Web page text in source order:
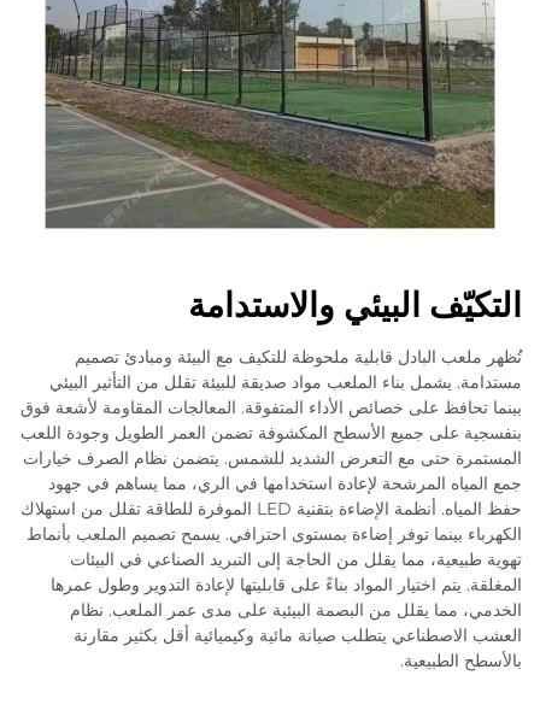
التكيّف البيئي والاستدامة
تُظهر ملعب البادل قابلية ملحوظة للتكيف مع البيئة ومبادئ تصميم
مستدامة. يشمل بناء الملعب مواد صديقة للبيئة تقلل من التأثير البيئي
بينما تحافظ على خصائص الأداء المتفوقة. المعالجات المقاومة لأشعة فوق
بنفسجية على جميع الأسطح المكشوفة تضمن العمر الطويل وجودة اللعب
المستمرة حتى مع التعرض الشديد للشمس. يتضمن نظام الصرف خيارات
جمع المياه المرشحة لإعادة استخدامها في الري، مما يساهم في جهود
حفظ المياه. أنظمة الإضاءة بتقنية LED الموفرة للطاقة تقلل من استهلاك
الكهرباء بينما توفر إضاءة بمستوى احترافي. يسمح تصميم الملعب بأنماط
تهوية طبيعية، مما يقلل من الحاجة إلى التبريد الصناعي في البيئات
المغلقة. يتم اختيار المواد بناءً على قابليتها لإعادة التدوير وطول عمرها
الخدمي، مما يقلل من البصمة البيئية على مدى عمر الملعب. نظام
العشب الاصطناعي يتطلب صيانة مائية وكيميائية أقل بكثير مقارنة
بالأسطح الطبيعية.